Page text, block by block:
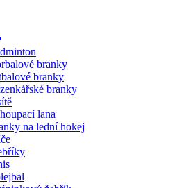
branky
branky
branky
lana
na lední hokej